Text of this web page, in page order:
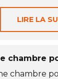
LIRE LA
chambre
chambre